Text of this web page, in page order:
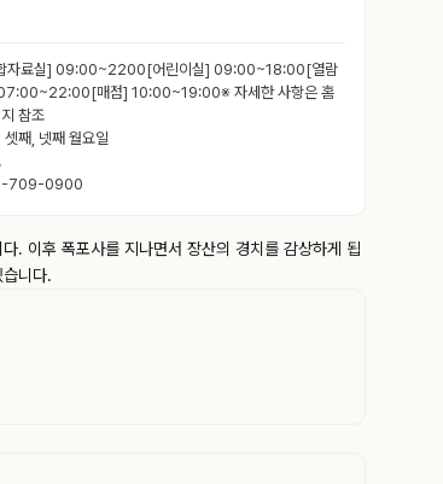
자료실] 09:00~2200[어린이실] 09:00~18:00[열람
매점] 10:00~19:00※ 자세한 사항은 홈
참조
셋째, 넷째 월요일
709-0900
. 이후 폭포사를 지나면서 장산의 경치를 감상하게 됩
니다.